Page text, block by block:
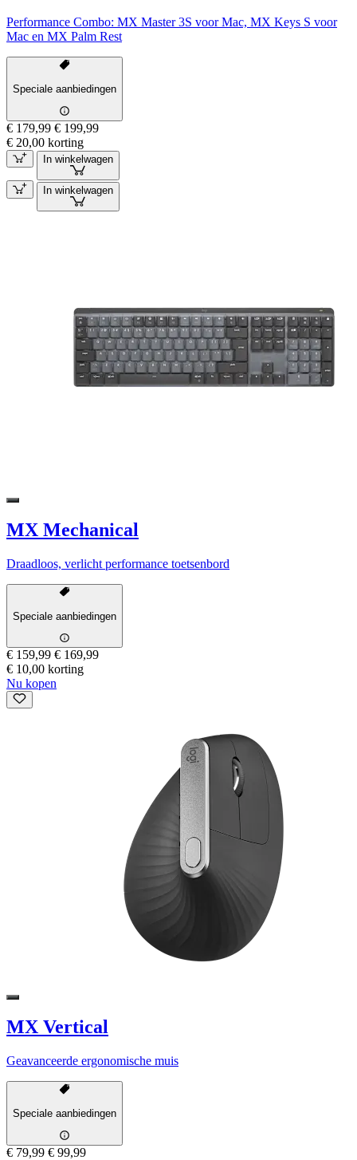
Performance Combo: MX Master 3S voor Mac, MX Keys S voor
Mac en MX Palm Rest
Speciale aanbiedingen
€ 179,99 € 199,99
€ 20,00 korting
In winkelwagen
In winkelwagen
MX Mechanical
Draadloos, verlicht performance toetsenbord
Speciale aanbiedingen
€ 159,99 € 169,99
€ 10,00 korting
Nu kopen
MX Vertical
Geavanceerde ergonomische muis
Speciale aanbiedingen
€ 79,99 € 99,99